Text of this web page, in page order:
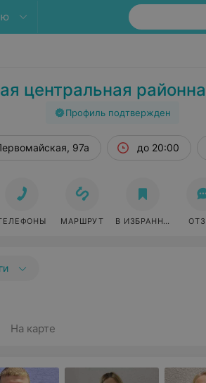
центральная
Профиль подтвержден
97а до 20:00
МАРШРУТ В ИЗБРАННОЕ
На карте